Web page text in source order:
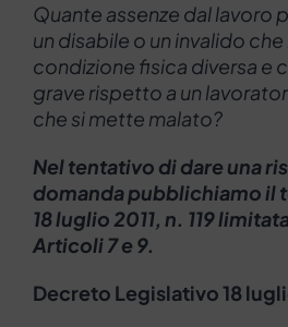
Quante assenze dal lavoro
un disabile o un invalido che
condizione fisica diversa e
grave rispetto a un
che si mette malato?
Nel tentativo di dare una
domanda pubblichiamo il
18 luglio 2011, n. 119
Articoli 7 e 9.
Decreto Legislativo 18